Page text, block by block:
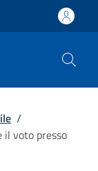
/
il voto presso